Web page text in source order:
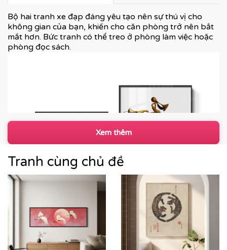
Bộ hai tranh xe đạp đáng yêu tạo nên sự thú vị cho
không gian của bạn, khiến cho căn phòng trở nên bắt
mắt hơn. Bức tranh có thể treo ở phòng làm việc hoặc
phòng đọc sách.
Xem thêm
Tranh cùng chủ đề